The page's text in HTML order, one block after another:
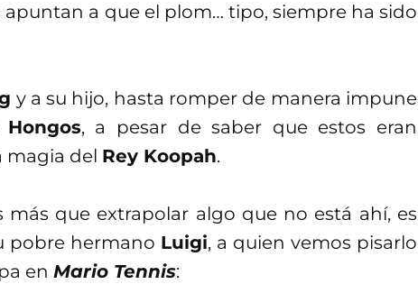
a que el plom… tipo, siempre ha sido
y a su hijo, hasta romper de manera impune
, a pesar de saber que estos eran
magia del Rey Koopah.
más que extrapolar algo que no está ahí, es
pobre hermano Luigi, a quien vemos pisarlo
en Mario Tennis: